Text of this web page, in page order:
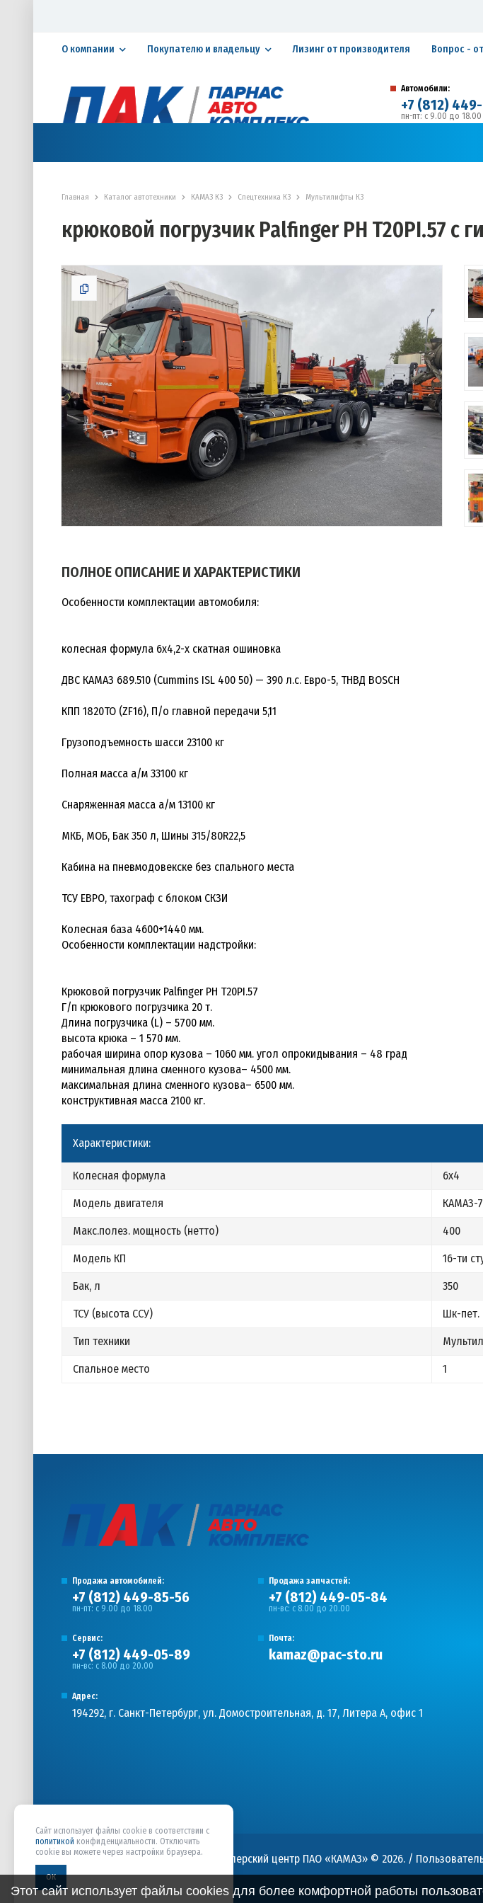
О компании Покупателю и владельцу Лизинг от производителя Вопрос -
Автомобили:
+7 (812)
пн-пт: с 9.00 до 18.00
Главная Каталог автотехники КАМАЗ К3 Спецтехника К3 Мультилифты К3
крюковой погрузчик Palfinger РН Т20РI.57 с
ПОЛНОЕ ОПИСАНИЕ И ХАРАКТЕРИСТИКИ
Особенности комплектации автомобиля:
колесная формула 6х4,2-х скатная ошиновка
ДВС КАМАЗ 689.510 (Cummins ISL 400 50) — 390 л.с. Eвро-5, ТНВД BOSCH
КПП 1820ТО (ZF16), П/о главной передачи 5,11
Грузоподъемность шасси 23100 кг
Полная масса а/м 33100 кг
Снаряженная масса а/м 13100 кг
МКБ, МОБ, Бак 350 л, Шины 315/80R22,5
Кабина на пневмодовекске без спального места
ТСУ ЕВРО, тахограф с блоком СКЗИ
Колесная база 4600+1440 мм.
Особенности комплектации надстройки:
Крюковой погрузчик Palfinger PH T20PI.57
Г/п крюкового погрузчика 20 т.
Длина погрузчика (L) – 5700 мм.
высота крюка – 1 570 мм.
рабочая ширина опор кузова – 1060 мм. угол опрокидывания – 48 град
минимальная длина сменного кузова– 4500 мм.
максимальная длина сменного кузова– 6500 мм.
конструктивная масса 2100 кг.
Характеристики:
Колесная формула 6х4
Модель двигателя КАМАЗ-
Макс.полез. мощность (нетто) 400
Модель КП 16-ти
Бак, л 350
ТСУ (высота ССУ) Шк-пет.
Тип техники
Спальное место 1
Продажа автомобилей:
+7 (812) 449-85-56
пн-пт: с 9.00 до 18.00
Продажа запчастей:
+7 (812) 449-05-84
пн-вс: с 8.00 до 20.00
Сервис:
+7 (812) 449-05-89
пн-вс: с 8.00 до 20.00
Почта:
kamaz@pac-sto.ru
Адрес:
194292, г. Санкт-Петербург, ул. Домостроительная, д. 17, Литера А, офис 1
ООО «ПАРНАСАВТОКОМПЛЕКС» - Дилерский центр ПАО «КАМАЗ» © 2026. /
персональных данных
Сайт использует файлы cookie в соответствии с
политикой конфиденциальности. Отключить
cookie вы можете через настройки браузера.
ОК
Этот сайт использует файлы cookies для более комфортной работы